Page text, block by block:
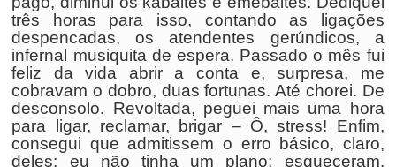
três horas para isso, contando as ligações
despencadas, os atendentes gerúndicos, a
infernal musiquita de espera. Passado o mês fui
feliz da vida abrir a conta e, surpresa, me
cobravam o dobro, duas fortunas. Até chorei. De
desconsolo. Revoltada, peguei mais uma hora
para ligar, reclamar, brigar – Ô, stress! Enfim,
consegui que admitissem o erro básico, claro,
deles: eu não tinha um plano; esqueceram.